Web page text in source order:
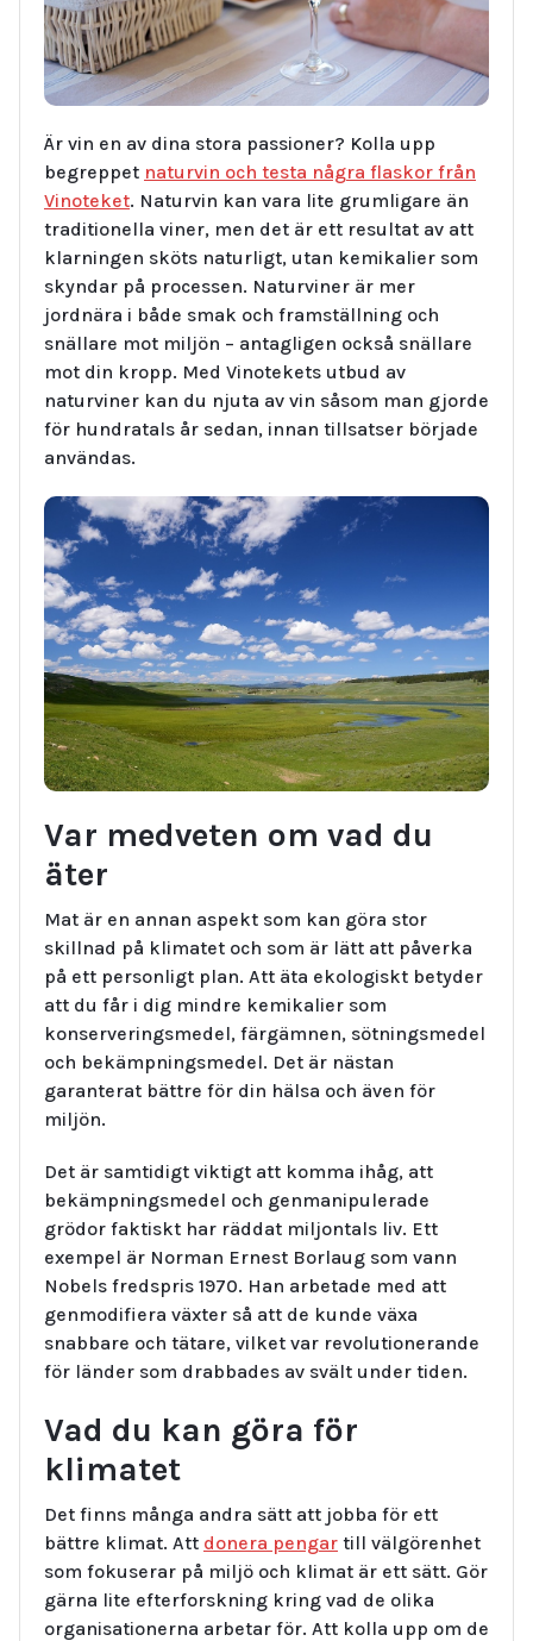
Är vin en av dina stora passioner? Kolla upp
begreppet naturvin och testa några flaskor från
Vinoteket. Naturvin kan vara lite grumligare än
traditionella viner, men det är ett resultat av att
klarningen sköts naturligt, utan kemikalier som
skyndar på processen. Naturviner är mer
jordnära i både smak och framställning och
snällare mot miljön – antagligen också snällare
mot din kropp. Med Vinotekets utbud av
naturviner kan du njuta av vin såsom man gjorde
för hundratals år sedan, innan tillsatser började
användas.
Var medveten om vad du
äter
Mat är en annan aspekt som kan göra stor
skillnad på klimatet och som är lätt att påverka
på ett personligt plan. Att äta ekologiskt betyder
att du får i dig mindre kemikalier som
konserveringsmedel, färgämnen, sötningsmedel
och bekämpningsmedel. Det är nästan
garanterat bättre för din hälsa och även för
miljön.
Det är samtidigt viktigt att komma ihåg, att
bekämpningsmedel och genmanipulerade
grödor faktiskt har räddat miljontals liv. Ett
exempel är Norman Ernest Borlaug som vann
Nobels fredspris 1970. Han arbetade med att
genmodifiera växter så att de kunde växa
snabbare och tätare, vilket var revolutionerande
för länder som drabbades av svält under tiden.
Vad du kan göra för
klimatet
Det finns många andra sätt att jobba för ett
bättre klimat. Att donera pengar till välgörenhet
som fokuserar på miljö och klimat är ett sätt. Gör
gärna lite efterforskning kring vad de olika
organisationerna arbetar för. Att kolla upp om de